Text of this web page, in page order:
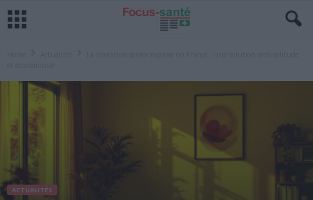
ACTUALITÉS